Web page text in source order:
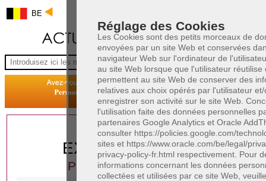
Réglage des Cookies
Les Cookies sont des petits morceaux de
envoyées par un site Web et conservées
navigateur Web sur l'ordinateur de
au site Web lorsque que l'utilisateur réutilise
permettent au site Web de conserver des
relatives aux choix opérés par l'utilisateur et/
enregistrer son activité sur le site Web.
l'utilisation faite des données personnelles
partenaires Google Analytics et Oracle
consulter https://policies.google.com/
sites et https://www.oracle.com/be/legal/
privacy-policy-fr.html respectivement. Pour
informations concernant les données
collectées et utilisées par ce site Web,
BE
1 AVOCAT(S)
EXPÉRIMENTÉ(S)
PRÈS DE CHEZ VOUS